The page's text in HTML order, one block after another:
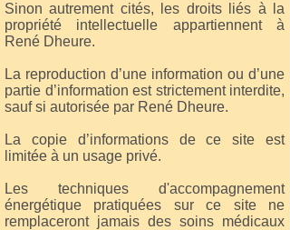
Sinon autrement cités, les droits liés à la
propriété intellectuelle appartiennent à
René Dheure.
La reproduction d’une information ou d’une
partie d’information est strictement interdite,
sauf si autorisée par René Dheure.
La copie d’informations de ce site est
limitée à un usage privé.
Les techniques d'accompagnement
énergétique pratiquées sur ce site ne
remplaceront jamais des soins médicaux